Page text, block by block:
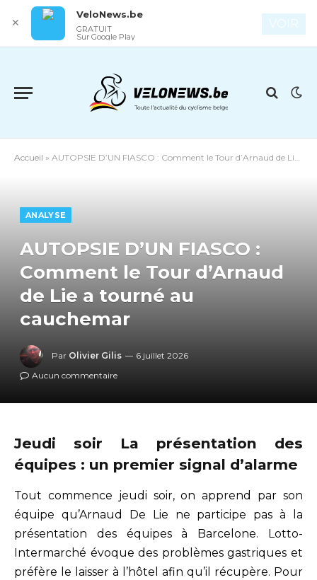
Accueil » AUTOPSIE D’UN FIASCO : Comment le Tour d’Arnaud de Lie a tourné au cauchemar
ANALYSE
AUTOPSIE D’UN FIASCO :
Comment le Tour d’Arnaud
de Lie a tourné au
cauchemar
Par Olivier Gilis
6 juillet 2026
Aucun commentaire
Jeudi soir La présentation des
équipes : un premier signal d’alarme
Tout commence jeudi soir, on apprend par son
équipe qu’Arnaud De Lie ne participe pas à la
présentation des équipes à Barcelone. Lotto-
Intermarché évoque des problèmes gastriques et
préfère le laisser à l’hôtel afin qu’il récupère. Pour
✕
VeloNews.be
GRATUIT
Sur Google Play
VOIR